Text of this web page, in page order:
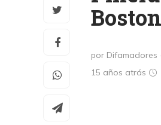
Boston
por Difamadores
15 años atrás